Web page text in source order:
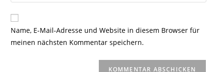
Kommentieren
ein
zum
Kommentieren
ein
Website-
URL
Name, E-Mail-Adresse und Website in diesem Browser für
meinen nächsten Kommentar speichern.